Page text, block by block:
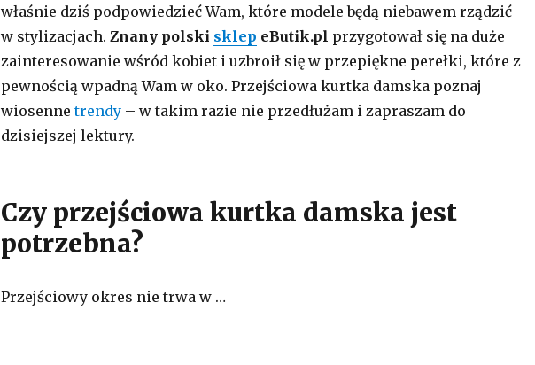
właśnie dziś podpowiedzieć Wam, które modele będą niebawem rządzić
w stylizacjach. Znany polski sklep eButik.pl przygotował się na duże
zainteresowanie wśród kobiet i uzbroił się w przepiękne perełki, które z
pewnością wpadną Wam w oko. Przejściowa kurtka damska poznaj
wiosennetrendy– w takim razie nie przedłużam i zapraszam do
dzisiejszej lektury.
Czy przejściowa kurtka damska jest
potrzebna?
Przejściowy okres nie trwa w …